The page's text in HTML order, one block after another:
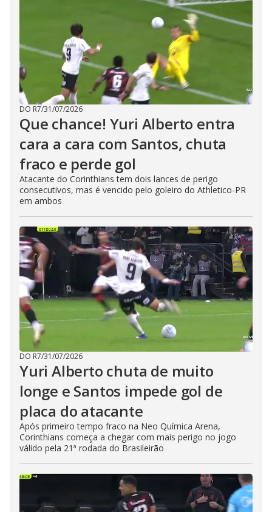
DO R7/31/07/2026
Que chance! Yuri Alberto entra
cara a cara com Santos, chuta
fraco e perde gol
Atacante do Corinthians tem dois lances de perigo
consecutivos, mas é vencido pelo goleiro do Athletico-PR
em ambos
DO R7/31/07/2026
Yuri Alberto chuta de muito
longe e Santos impede gol de
placa do atacante
Após primeiro tempo fraco na Neo Química Arena,
Corinthians começa a chegar com mais perigo no jogo
válido pela 21ª rodada do Brasileirão